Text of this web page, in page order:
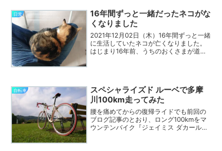
日常
16年間ずっと一緒だったネコがな
くなりました
2021年12月02日（木）16年間ずっと一緒
に生活していたネコが亡くなりました。
はじまり16年前、うちのおくさまが道端
自転車
スペシャライズド ルーベで多摩
川100km走ってみた
腰を痛めてからの復帰ライドでも前回の
ブログ記事のとおり、ロング100kmをマ
ウンテンバイク『ジェイミス ダカールコ